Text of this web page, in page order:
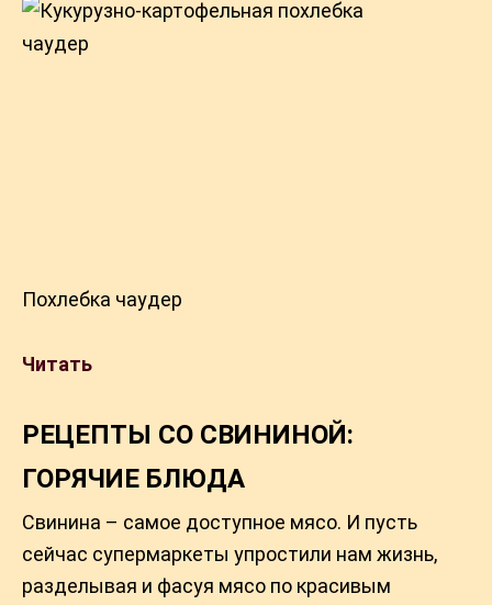
Похлебка чаудер
Читать
РЕЦЕПТЫ СО СВИНИНОЙ:
ГОРЯЧИЕ БЛЮДА
Свинина – самое доступное мясо. И пусть
сейчас супермаркеты упростили нам жизнь,
разделывая и фасуя мясо по красивым